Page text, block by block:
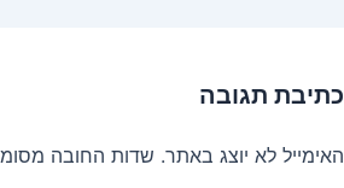
כתיבת תגובה
האימייל לא יוצג באתר. שדות החובה